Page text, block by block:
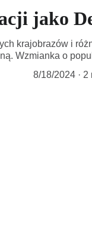
jako
krajobrazów i
Wzmianka o
8/18/2024
2